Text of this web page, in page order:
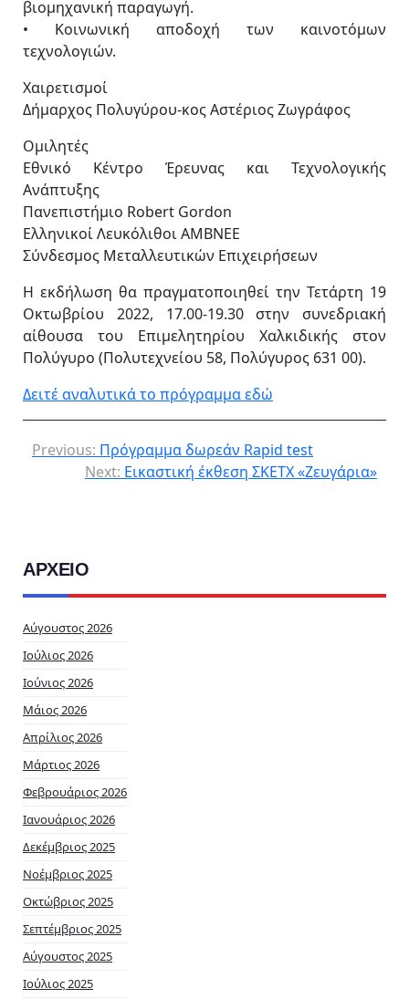
βιομηχανική παραγωγή.
• Κοινωνική αποδοχή των καινοτόμων
τεχνολογιών.
Χαιρετισμοί
Δήμαρχος Πολυγύρου-κος Αστέριος Ζωγράφος
Ομιλητές
Εθνικό Κέντρο Έρευνας και Τεχνολογικής
Ανάπτυξης
Πανεπιστήμιο Robert Gordon
Ελληνικοί Λευκόλιθοι ΑΜΒΝΕΕ
Σύνδεσμος Μεταλλευτικών Επιχειρήσεων
Η εκδήλωση θα πραγματοποιηθεί την Τετάρτη 19
Οκτωβρίου 2022, 17.00-19.30 στην συνεδριακή
αίθουσα του Επιμελητηρίου Χαλκιδικής στον
Πολύγυρο (Πολυτεχνείου 58, Πολύγυρος 631 00).
Δειτέ αναλυτικά το πρόγραμμα εδώ
Previous: Πρόγραμμα δωρεάν Rapid test
Next: Εικαστική έκθεση ΣΚΕΤΧ «Ζευγάρια»
ΑΡΧΕΙΟ
Αύγουστος 2026
Ιούλιος 2026
Ιούνιος 2026
Μάιος 2026
Απρίλιος 2026
Μάρτιος 2026
Φεβρουάριος 2026
Ιανουάριος 2026
Δεκέμβριος 2025
Νοέμβριος 2025
Οκτώβριος 2025
Σεπτέμβριος 2025
Αύγουστος 2025
Ιούλιος 2025